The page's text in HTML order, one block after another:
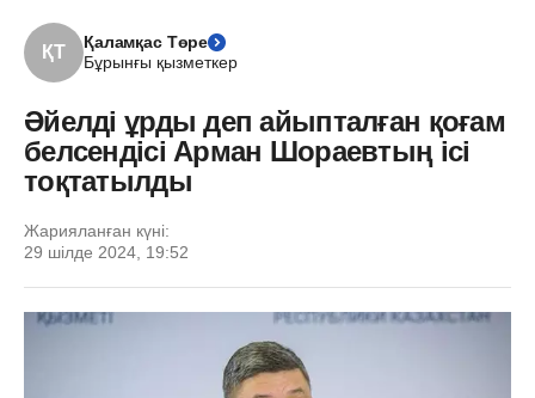
ҚТ
Қаламқас Төре
Бұрынғы қызметкер
Әйелді ұрды деп айыпталған қоғам
белсендісі Арман Шораевтың ісі
тоқтатылды
Жарияланған күні:
29 шілде 2024, 19:52